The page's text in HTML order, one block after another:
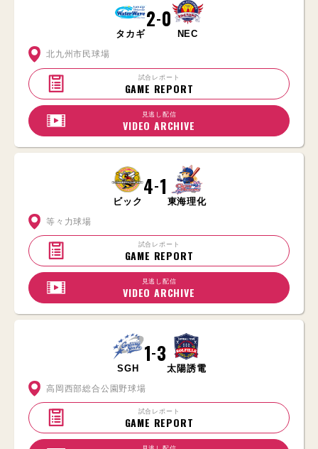
タカギ
2-0
NEC
北九州市民球場
試合レポート
GAME REPORT
見逃し配信
VIDEO ARCHIVE
ビック
4-1
東海理化
等々力球場
試合レポート
GAME REPORT
見逃し配信
VIDEO ARCHIVE
SGH
1-3
太陽誘電
高岡西部総合公園野球場
試合レポート
GAME REPORT